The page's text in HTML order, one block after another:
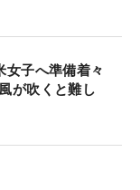
女子へ準備着々
が吹くと難し